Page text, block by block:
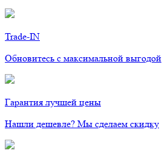
Trade-IN
Обновитесь с максимальной выгодой
Гарантия лучшей цены
Нашли дешевле? Мы сделаем скидку